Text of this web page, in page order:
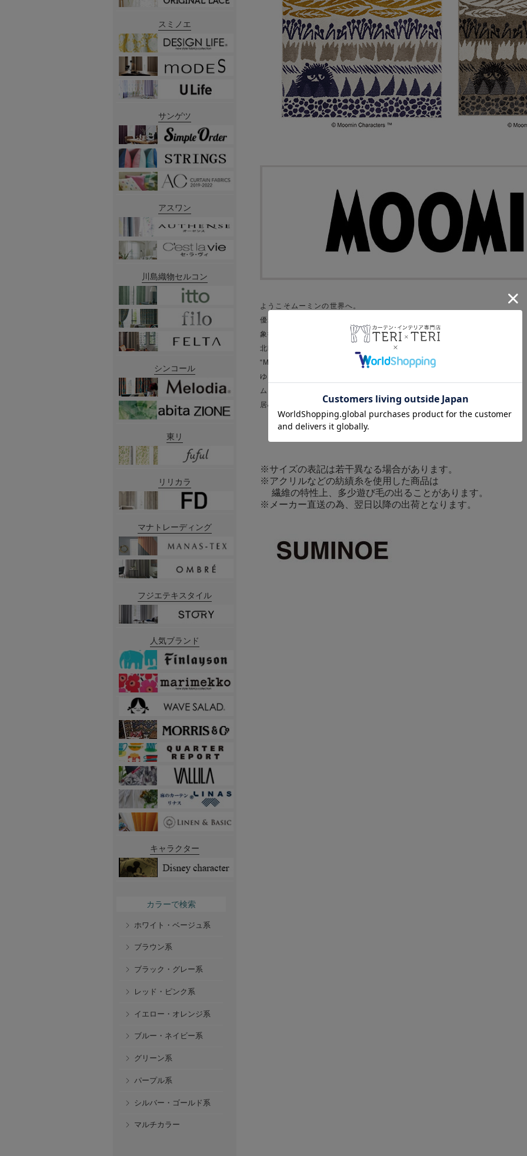
ようこそムーミンの世界へ。
優れた芸術性で、北欧文化やデザインを
象徴するアイコンとして幅広い層に愛されている“MOOMIN”。
北欧フィンランドの芸術家、トーベ・ヤンソンが創りだした
“MOOMIN”のストーリーと繊細なアートワークを、
ゆったりとしたながれのあるインテリアファブリックに取り入れました。
ムーミンの物語の世界観と共に、
居心地の良いすてきなライフスタイルをお届けします。
※サイズの表記は若干異なる場合があります。
※アクリルなどの紡績糸を使用した商品は
繊維の特性上、多少遊び毛の出ることがあります。
※メーカー直送の為、翌日以降の出荷となります。
スミノエ
サンゲツ
アスワン
川島織物セルコン
シンコール
東リ
リリカラ
マナトレーディング
フジエテキスタイル
人気ブランド
キャラクター
カラーで検索
ホワイト・ベージュ系
ブラウン系
ブラック・グレー系
レッド・ピンク系
イエロー・オレンジ系
ブルー・ネイビー系
グリーン系
パープル系
シルバー・ゴールド系
マルチカラー